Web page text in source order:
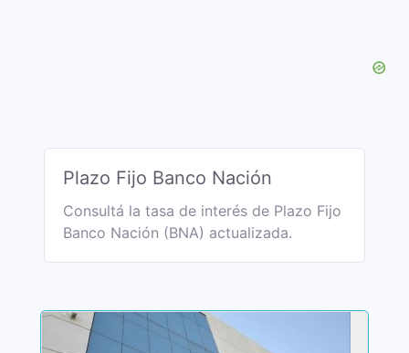
Plazo Fijo Banco Nación
Consultá la tasa de interés de Plazo Fijo
Banco Nación (BNA) actualizada.